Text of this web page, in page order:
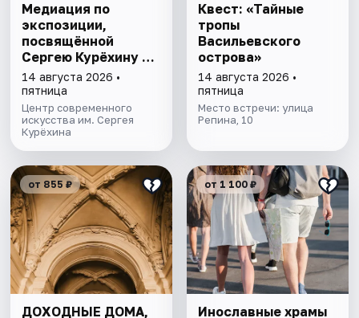
Медиация по
экспозиции,
посвящённой
Сергею Курёхину в
формате
музыкальной
гостиной
14 августа 2026 •
пятница
Центр современного
искусства им. Сергея
Курёхина
Квест: «Тайные
тропы
Васильевского
острова»
14 августа 2026 •
пятница
Место встречи: улица
Репина, 10
от 855 ₽
ДОХОДНЫЕ ДОМА,
от 1 100 ₽
Инославные храмы